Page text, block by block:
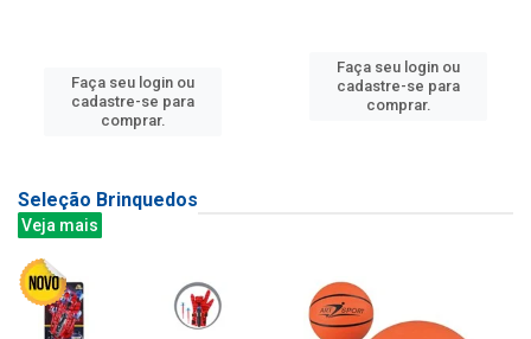
Faça seu login ou
cadastre-se para
comprar.
Faça seu login ou
cadastre-se para
comprar.
Seleção Brinquedos
Veja mais